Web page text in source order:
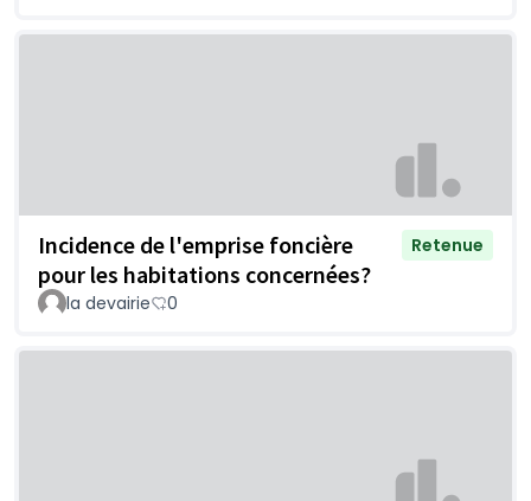
Incidence de l'emprise foncière
pour les habitations concernées?
Retenue
la devairie 0